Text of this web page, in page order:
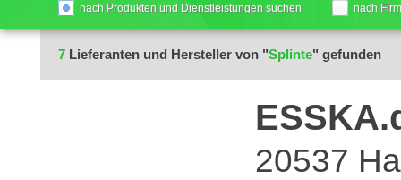
nach Produkten und Dienstleistungen suchen nach
7 Lieferanten und Hersteller von "Splinte" gefunden
20537